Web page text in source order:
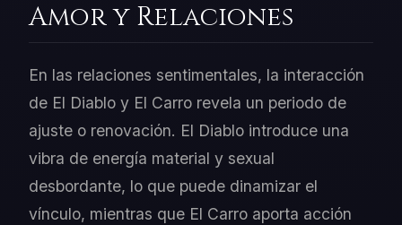
Amor y Relaciones
En las relaciones sentimentales, la interacción
de El Diablo y El Carro revela un periodo de
ajuste o renovación. El Diablo introduce una
vibra de energía material y sexual
desbordante, lo que puede dinamizar el
vínculo, mientras que El Carro aporta acción